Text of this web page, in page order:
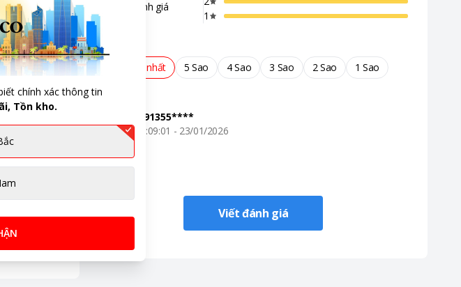
gam màu đen phối xanh cốm bắt mắt.
làm trầy xước bề mặt sàn.
đánh giá
1
Mới nhất 5 Sao 4 Sao 3 Sao 2 Sao 1 Sao
091355****
09:09:01 - 23/01/2026
Viết đánh giá
chính xác thông tin
Tồn kho.